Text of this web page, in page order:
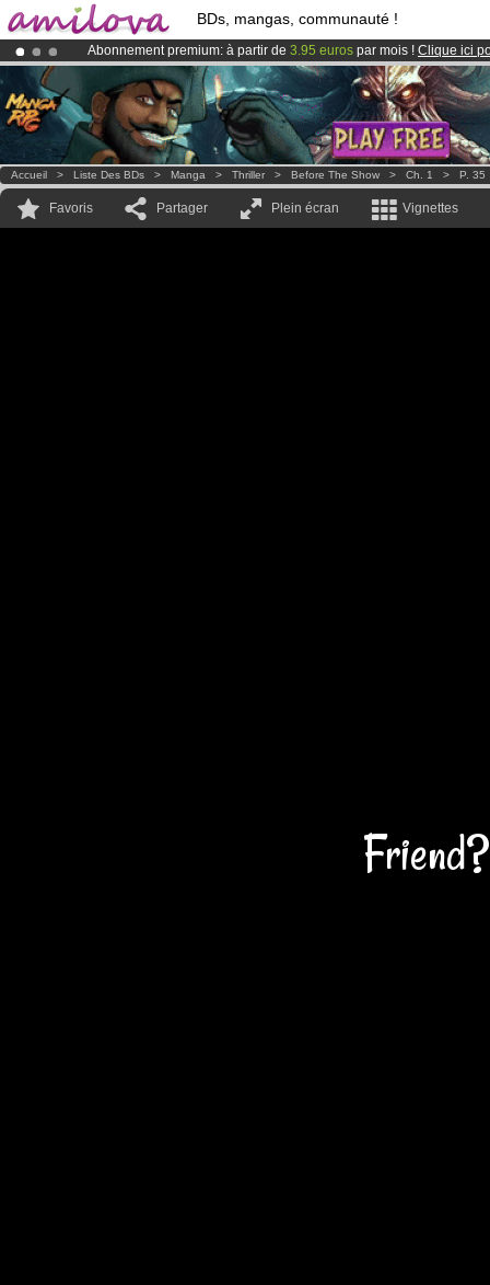
BDs, mangas, communauté !
Abonnement premium: à partir de 3.95 euros par mois ! Clique ici
LeKickstarter Amilova est désormais lancé!.
Déjà 100000membreset 1000BDs & Mangas!
Accueil > Liste Des BDs > Manga > Thriller > Before The Show > Ch. 1 > P. 35
Favoris Partager Plein écran Vignettes
Friend?